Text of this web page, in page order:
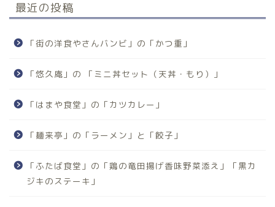
最近の投稿
「街の洋食やさんバンビ」の「かつ重」
「悠久庵」の 「ミニ丼セット（天丼・もり）」
「はまや食堂」の「カツカレー」
「麺来亭」の「ラーメン」と「餃子」
「ふたば食堂」の「鶏の竜田揚げ香味野菜添え」「黒カ
ジキのステーキ」